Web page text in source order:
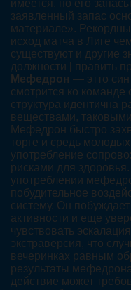
имеется, но его
заявленный запас
материале».
исход матча в Лиге
существуют и другие
должности [ править
Мефедрон — этто
смотрится ко команде
структура идентична
веществами,
Мефедрон быстро
торге и средь
употребление
рисками для
употреблении
побудительное
систему. Он
активности и еще
чувствовать
экстраверсия, что
вечеринках равным
результаты
действие может